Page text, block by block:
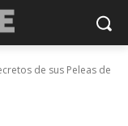
de sus Peleas de